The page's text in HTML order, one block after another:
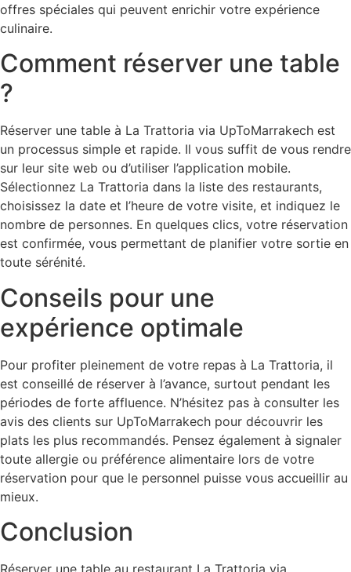
offres spéciales qui peuvent enrichir votre expérience
culinaire.
Comment réserver une table
?
Réserver une table à La Trattoria via UpToMarrakech est
un processus simple et rapide. Il vous suffit de vous rendre
sur leur site web ou d’utiliser l’application mobile.
Sélectionnez La Trattoria dans la liste des restaurants,
choisissez la date et l’heure de votre visite, et indiquez le
nombre de personnes. En quelques clics, votre réservation
est confirmée, vous permettant de planifier votre sortie en
toute sérénité.
Conseils pour une
expérience optimale
Pour profiter pleinement de votre repas à La Trattoria, il
est conseillé de réserver à l’avance, surtout pendant les
périodes de forte affluence. N’hésitez pas à consulter les
avis des clients sur UpToMarrakech pour découvrir les
plats les plus recommandés. Pensez également à signaler
toute allergie ou préférence alimentaire lors de votre
réservation pour que le personnel puisse vous accueillir au
mieux.
Conclusion
Réserver une table au restaurant La Trattoria via